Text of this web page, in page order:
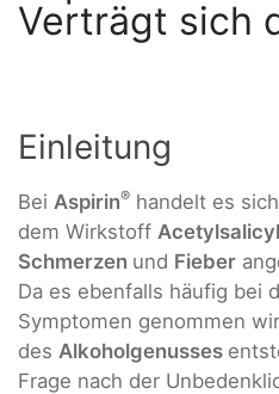
Verträgt sich
Einleitung
Bei Aspirin® handelt es
dem Wirkstoff
Schmerzen und Fieber
Da es ebenfalls häufig bei
Symptomen genommen
des Alkoholgenusses
Frage nach der